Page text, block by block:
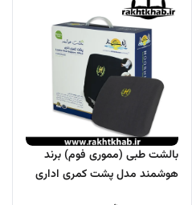
بالشت طبی (مموری فوم) برند
هوشمند مدل پشت کمری اداری